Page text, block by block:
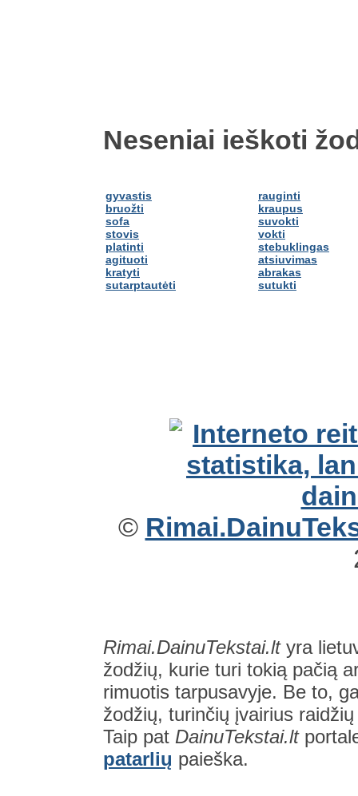
Neseniai ieškoti
gyvastis
bruožti
sofa
stovis
platinti
agituoti
kratyti
sutarptautėti
rauginti
kraupus
suvokti
vokti
stebuklingas
atsiuvimas
abrakas
sutukti
©
Rimai.DainuTekstai.ltyra
žodžių, kurie turi tokią pačią
rimuotis tarpusavyje. Be to,
žodžių, turinčių įvairius
Taip pat DainuTekstai.lt
patarlių paieška.